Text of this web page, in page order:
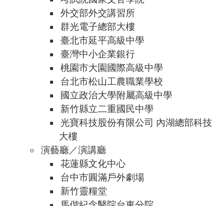
外交部外交講習所
群光電子總部大樓
臺北市延平高級中學
臺灣中小企業銀行
桃園市大園國際高級中學
台北市松山工農職業學校
國立政治大學附屬高級中學
新竹縣立二重國民中學
光寶科技股份有限公司 內湖總部科技
大樓
演藝廳／演講廳
花蓮縣文化中心
台中市圓滿戶外劇場
新竹靈糧堂